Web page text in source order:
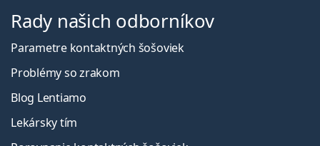
Rady našich odborníkov
Parametre kontaktných šošoviek
Problémy so zrakom
Blog Lentiamo
Lekársky tím